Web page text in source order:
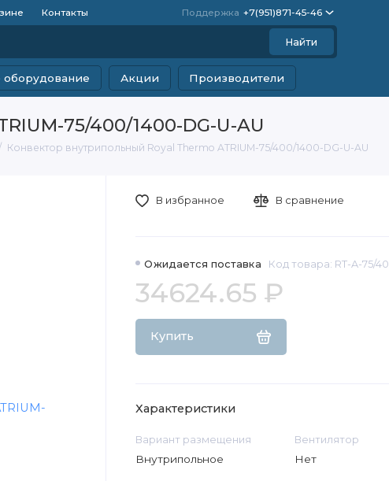
Контакты Поддержка +7(951)871-45-46
Найти
оборудование Акции Производители
75/400/1400-DG-U-AU
Конвектор внутрипольный Royal Thermo ATRIUM-75/400/1400-DG-U-AU
Ожидается поставка Код товара: RT-A-75/
34624.65 ₽
Купить
В избранное В сравнение
Характеристики
Вариант размещения
Внутрипольное
Вентилятор
Нет